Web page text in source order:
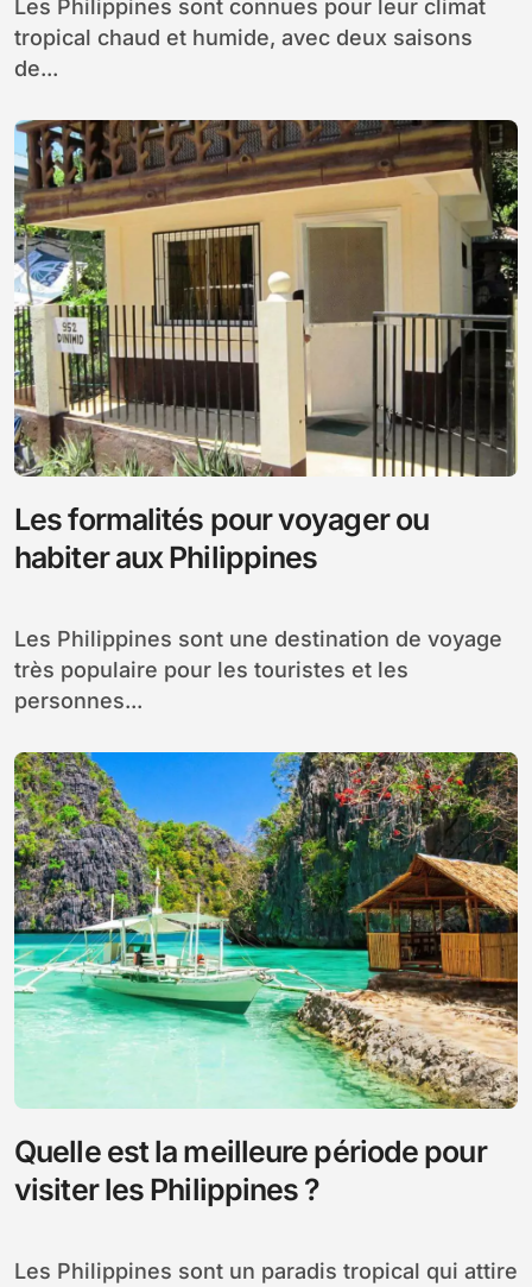
Les Philippines sont connues pour leur climat
tropical chaud et humide, avec deux saisons
de...
Les formalités pour voyager ou
habiter aux Philippines
Les Philippines sont une destination de voyage
très populaire pour les touristes et les
personnes...
Quelle est la meilleure période pour
visiter les Philippines ?
Les Philippines sont un paradis tropical qui attire